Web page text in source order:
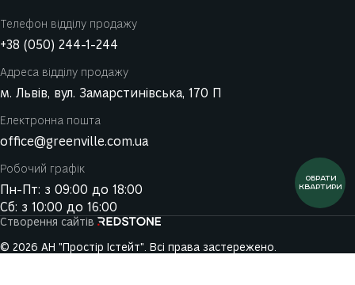
ОБРАТИ
КВАРТИРИ
Телефон відділу продажу
+38 (050) 244-1-244
Адреса відділу продажу
м. Львів, вул. Замарстинівська, 170 П
Електронна пошта
office@greenville.com.ua
Робочий графік
Пн-Пт: з 09:00 до 18:00
Сб: з 10:00 до 16:00
© 2026 АН "Простір Істейт". Всі права застережено.
Створення сайтів